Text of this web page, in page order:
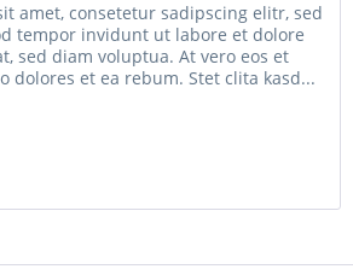
amet, consetetur sadipscing elitr, sed
tempor invidunt ut labore et dolore
sed diam voluptua. At vero eos et
dolores et ea rebum. Stet clita kasd...